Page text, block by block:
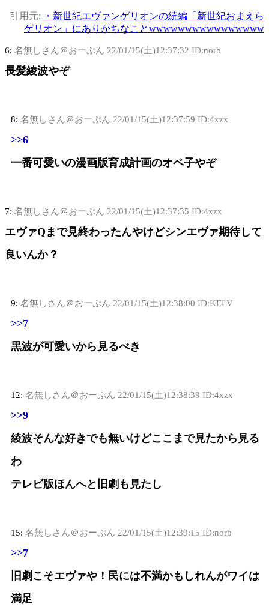
引用元:
・新世紀エヴァンゲリオンの続編「新世紀おまえら
ゲリオン」にありがちなことwwwwwwwwwwwwwwww
6: 名無しさん＠おーぷん 22/01/15(土)12:37:32 ID:norb
長髪綾波やぞ
8: 名無しさん＠おーぷん 22/01/15(土)12:37:59 ID:4xzx
>>6
一番可愛いの漫画版育成計画のオペ子やぞ
7: 名無しさん＠おーぷん 22/01/15(土)12:37:35 ID:4xzx
エヴァQまで見終わったんやけどシンエヴァ期待して
良いんか？
9: 名無しさん＠おーぷん 22/01/15(土)12:38:00 ID:KELV
>>7
黒波が可愛いから見るべき
12: 名無しさん＠おーぷん 22/01/15(土)12:38:39 ID:4xzx
>>9
綾波そんな好きでも無いけどここまで見たから見る
わ
テレビ版ほんへと旧劇も見たし
15: 名無しさん＠おーぷん 22/01/15(土)12:39:15 ID:norb
>>7
旧劇こそエヴァや！民には不満かもしれんがワイは
満足